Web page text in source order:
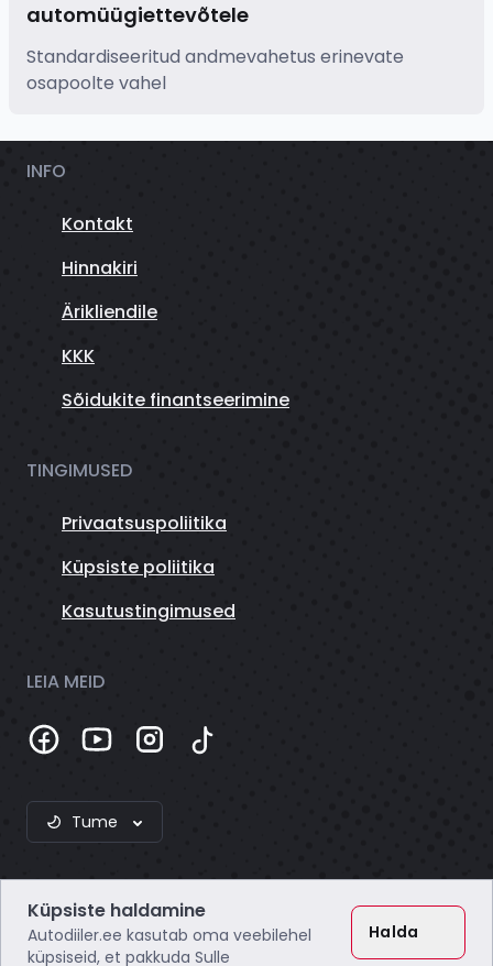
automüügiettevõtele
Standardiseeritud andmevahetus erinevate
osapoolte vahel
INFO
Kontakt
Hinnakiri
Ärikliendile
KKK
Sõidukite finantseerimine
TINGIMUSED
Privaatsuspoliitika
Küpsiste poliitika
Kasutustingimused
LEIA MEID
Tume
Küpsiste haldamine
Autodiiler.ee kasutab oma veebilehel
küpsiseid, et pakkuda Sulle
Halda